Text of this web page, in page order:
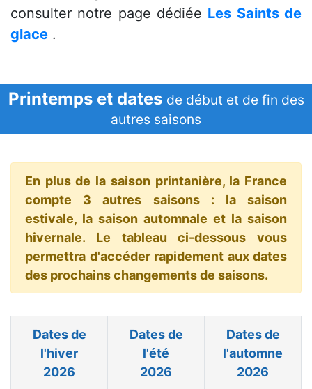
consulter notre page dédiée Les Saints de
glace .
Printemps et dates de début et de fin des
autres saisons
En plus de la saison printanière, la France
compte 3 autres saisons : la saison
estivale, la saison automnale et la saison
hivernale. Le tableau ci-dessous vous
permettra d'accéder rapidement aux dates
des prochains changements de saisons.
Dates de
l'hiver
2026
Dates de
l'été
2026
Dates de
l'automne
2026